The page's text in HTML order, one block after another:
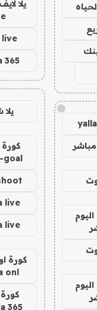
!
live
365
goal
live
live
كورة
onl
365